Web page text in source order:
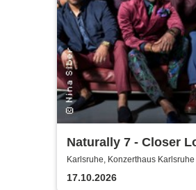
Naturally 7 - Closer
Years of Naturally 7
Karlsruhe, Konzerthaus Karlsruhe
17.10.2026